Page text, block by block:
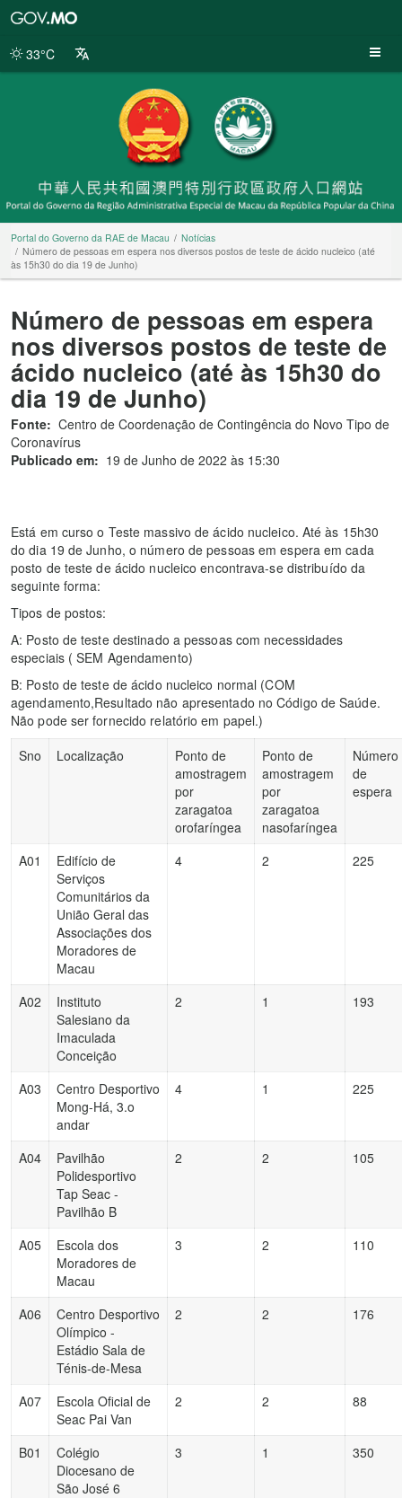
da
33°C
Portal do Governo da RAE de Macau
Notícias
Número de pessoas em espera nos diversos postos de teste de ácido nucleico (até
às 15h30 do dia 19 de Junho)
Número de pessoas em espera
nos diversos postos de teste de
ácido nucleico (até às 15h30 do
dia 19 de Junho)
Fonte: Centro de Coordenação de Contingência do Novo Tipo de
Coronavírus
Publicado em: 19 de Junho de 2022 às 15:30
Está em curso o Teste massivo de ácido nucleico. Até às 15h30
do dia 19 de Junho, o número de pessoas em espera em cada
posto de teste de ácido nucleico encontrava-se distribuído da
seguinte forma:
Tipos de postos:
A: Posto de teste destinado a pessoas com necessidades
especiais ( SEM Agendamento)
B: Posto de teste de ácido nucleico normal (COM
agendamento,Resultado não apresentado no Código de Saúde.
Não pode ser fornecido relatório em papel.)
Sno
Localização
Ponto de
amostragem
por
zaragatoa
orofaríngea
Ponto de
amostragem
por
zaragatoa
nasofaríngea
Número
de
espera
A01
Edifício de
Serviços
Comunitários da
União Geral das
Associações dos
Moradores de
Macau
4 2 225
A02
Instituto
Salesiano da
Imaculada
Conceição
2 1 193
A03
Centro Desportivo
Mong-Há, 3.o
andar
4 1 225
A04
Pavilhão
Polidesportivo
Tap Seac -
Pavilhão B
2 2 105
A05
Escola dos
Moradores de
Macau
3 2 110
A06
Centro Desportivo
Olímpico -
Estádio Sala de
Ténis-de-Mesa
2 2 176
A07
Escola Oficial de
Seac Pai Van
2 2 88
B01
Colégio
Diocesano de
São José 6
3 1 350